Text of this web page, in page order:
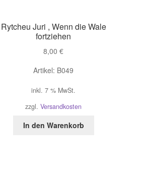
Rytcheu Juri , Wenn die Wale
fortziehen
8,00€
Artikel: B049
inkl. 7 % MwSt.
zzgl.Versandkosten
In den Warenkorb